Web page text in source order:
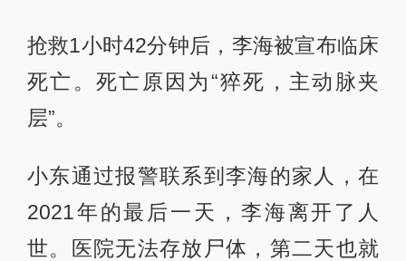
抢救1小时42分钟后，李海被宣布临床
死亡。死亡原因为“猝死，主动脉夹
层”。
小东通过报警联系到李海的家人，在
2021年的最后一天，李海离开了人
世。医院无法存放尸体，第二天也就